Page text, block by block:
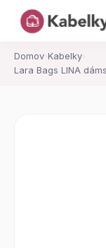
Domov› Kabelky›
Lara Bags LINA